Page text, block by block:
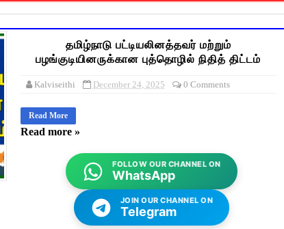
தமிழ்நாடு பட்டியலினத்தவர் மற்றும்
பழங்குடியினருக்கான புத்தொழில் நிதித் திட்டம்
Kalviseithi December 24, 2025 0 Comments
Read More
Read more »
FOLLOW OUR CHANNEL ON
WhatsApp
JOIN OUR CHANNEL ON
Telegram